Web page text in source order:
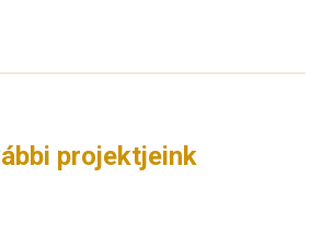
projektjeink